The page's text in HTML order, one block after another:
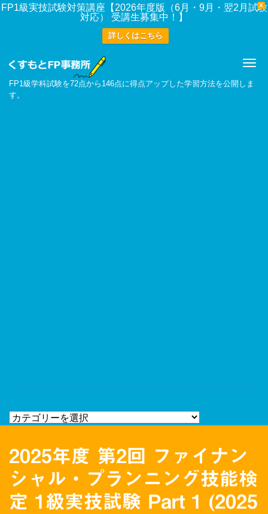
X
FP1級実技試験対策講座【2026年度版（6月・9月・翌2月試験
対応） 受講生募集中！】
詳しくはこちら
FP1級学科試験を72点から146点に得点アップした学習方法を公開しま
す。
2025年度 第2回 ファイナン
シャル・プランニング技能検
定 1級実技試験 Part 1 (2025